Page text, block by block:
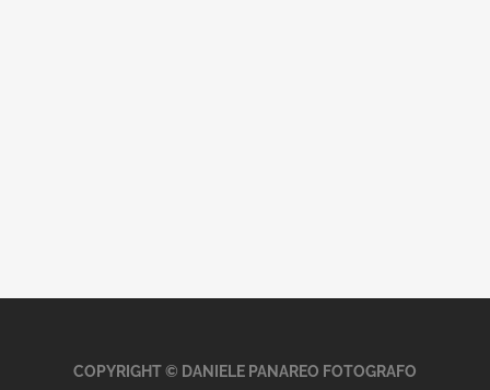
COPYRIGHT © DANIELE PANAREO FOTOGRAFO